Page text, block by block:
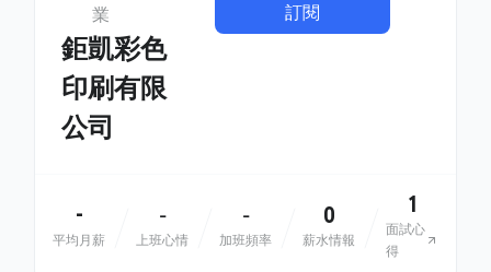
業
鉅凱彩色
印刷有限
公司
訂閱
-
平均月薪
-
上班心情
-
加班頻率
0
薪水情報
1
面試心
得